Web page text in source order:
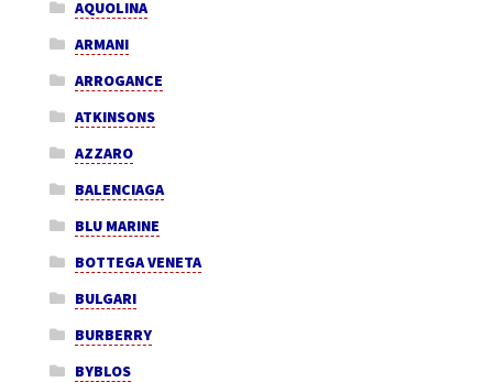
AQUOLINA
ARMANI
ARROGANCE
ATKINSONS
AZZARO
BALENCIAGA
BLU MARINE
BOTTEGA VENETA
BULGARI
BURBERRY
BYBLOS